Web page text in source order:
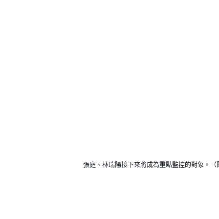
張庭、林瑞陽接下來將成為重點監控的對象。（